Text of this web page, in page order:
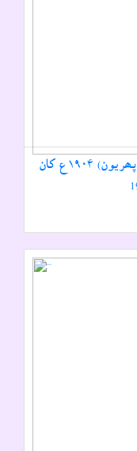
پنھنجي ڪھاڻي پنھنجي زباني: (جلد پھريون) ۱۹۰۴ع کان